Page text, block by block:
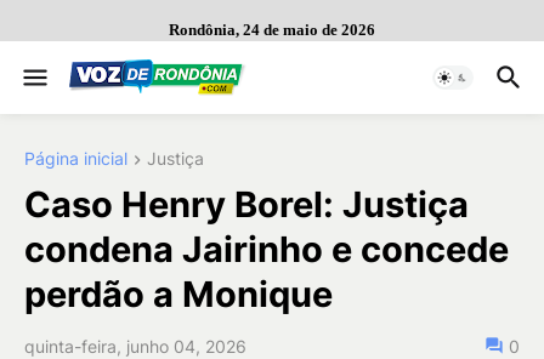
Rondônia, 24 de maio de 2026
Página inicial Justiça
Caso Henry Borel: Justiça
condena Jairinho e concede
perdão a Monique
quinta-feira, junho 04, 2026 0